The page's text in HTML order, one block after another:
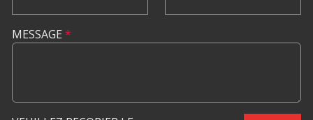
MESSAGE *